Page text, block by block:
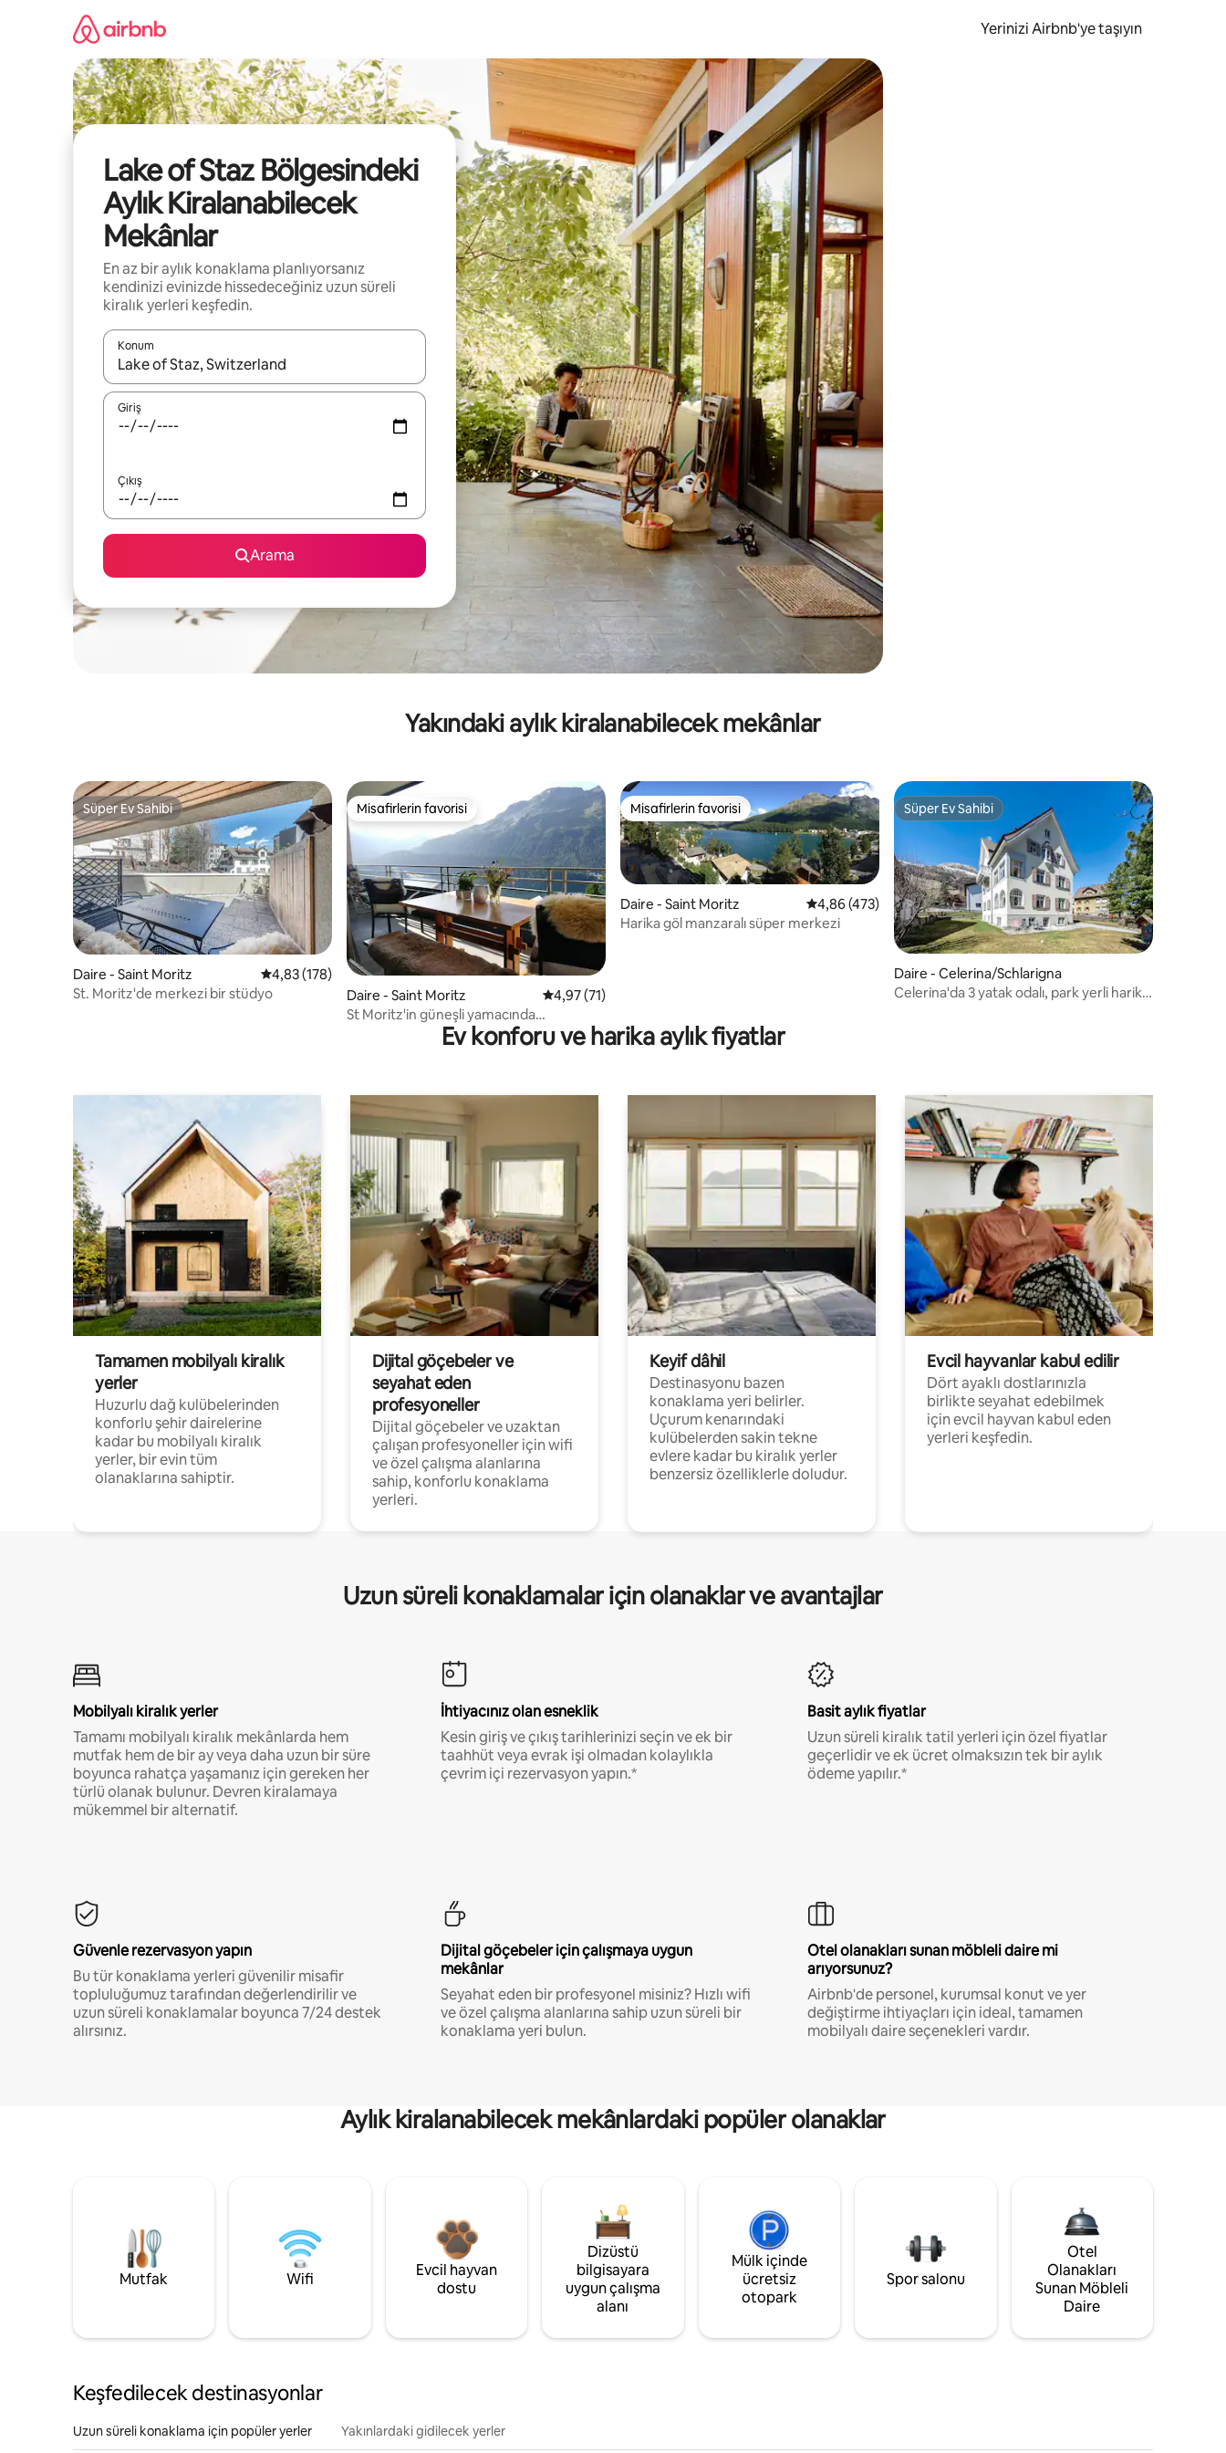
Yerinizi Airbnb'ye taşıyın
Lake of Staz Bölgesindeki
Aylık Kiralanabilecek
Mekânlar
En az bir aylık konaklama planlıyorsanız
kendinizi evinizde hissedeceğiniz uzun süreli
kiralık yerleri keşfedin.
Konum
Sonuçlar kullanılabilir olduğunda yukarı ve aşağı oklarıyla gezinin veya dokunarak ya da kaydırma hareketleriyle keşfedin.
Giriş
Çıkış
Arama
Yakındaki aylık kiralanabilecek mekânlar
Süper Ev Sahibi
Süper Ev Sahibi
Daire - Saint Moritz 5 üzerinden ortalama 4,83 puan, 178 değerlendirme
4,83 (178)
St. Moritz'de merkezi bir stüdyo
Misafirlerin favorisi
Misafirlerin favorisi
Daire - Saint Moritz 5 üzerinden ortalama 4,97 puan, 71 değerlendirme
4,97 (71)
St Moritz'in güneşli yamacında
muhteşem manzara
Misafirlerin favorisi
Misafirlerin favorisi
Daire - Saint Moritz 5 üzerinden ortalama 4,86 puan, 473 değerlendirme
4,86 (473)
Harika göl manzaralı süper merkezi
Süper Ev Sahibi
Süper Ev Sahibi
Daire - Celerina/Schlarigna
Celerina'da 3 yatak odalı, park yerli harika
Ev konforu ve harika aylık fiyatlar
Tamamen mobilyalı kiralık
yerler
Huzurlu dağ kulübelerinden
konforlu şehir dairelerine
kadar bu mobilyalı kiralık
yerler, bir evin tüm
olanaklarına sahiptir.
Dijital göçebeler ve
seyahat eden
profesyoneller
Dijital göçebeler ve uzaktan
çalışan profesyoneller için wifi
ve özel çalışma alanlarına
sahip, konforlu konaklama
yerleri.
Keyif dâhil
Destinasyonu bazen
konaklama yeri belirler.
Uçurum kenarındaki
kulübelerden sakin tekne
evlere kadar bu kiralık yerler
benzersiz özelliklerle doludur.
Evcil hayvanlar kabul edilir
Dört ayaklı dostlarınızla
birlikte seyahat edebilmek
için evcil hayvan kabul eden
yerleri keşfedin.
Uzun süreli konaklamalar için olanaklar ve avantajlar
Mobilyalı kiralık yerler
Tamamı mobilyalı kiralık mekânlarda hem
mutfak hem de bir ay veya daha uzun bir süre
boyunca rahatça yaşamanız için gereken her
türlü olanak bulunur. Devren kiralamaya
mükemmel bir alternatif.
İhtiyacınız olan esneklik
Kesin giriş ve çıkış tarihlerinizi seçin ve ek bir
taahhüt veya evrak işi olmadan kolaylıkla
çevrim içi rezervasyon yapın.*
Basit aylık fiyatlar
Uzun süreli kiralık tatil yerleri için özel fiyatlar
geçerlidir ve ek ücret olmaksızın tek bir aylık
ödeme yapılır.*
Güvenle rezervasyon yapın
Bu tür konaklama yerleri güvenilir misafir
topluluğumuz tarafından değerlendirilir ve
uzun süreli konaklamalar boyunca 7/24 destek
alırsınız.
Dijital göçebeler için çalışmaya uygun
mekânlar
Seyahat eden bir profesyonel misiniz? Hızlı wifi
ve özel çalışma alanlarına sahip uzun süreli bir
konaklama yeri bulun.
Otel olanakları sunan möbleli daire mi
arıyorsunuz?
Airbnb'de personel, kurumsal konut ve yer
değiştirme ihtiyaçları için ideal, tamamen
mobilyalı daire seçenekleri vardır.
Aylık kiralanabilecek mekânlardaki popüler olanaklar
Mutfak Wifi
Evcil hayvan
dostu
Dizüstü
bilgisayara
uygun çalışma
alanı
Mülk içinde
ücretsiz
otopark
Spor salonu
Otel
Olanakları
Sunan Möbleli
Daire
Keşfedilecek destinasyonlar
Uzun süreli konaklama için popüler yerler Yakınlardaki gidilecek yerler